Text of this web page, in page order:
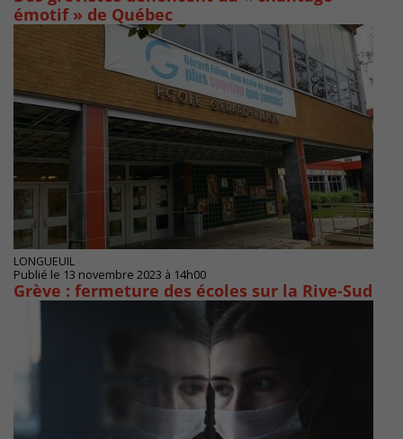
émotif » de Québec
LONGUEUIL
Publié le 13 novembre 2023 à 14h00
Grève : fermeture des écoles sur la Rive-Sud